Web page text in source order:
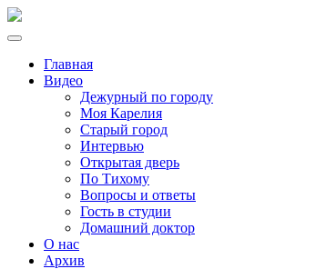
Главная
Видео
Дежурный по городу
Моя Карелия
Старый город
Интервью
Открытая дверь
По Тихому
Вопросы и ответы
Гость в студии
Домашний доктор
О нас
Архив